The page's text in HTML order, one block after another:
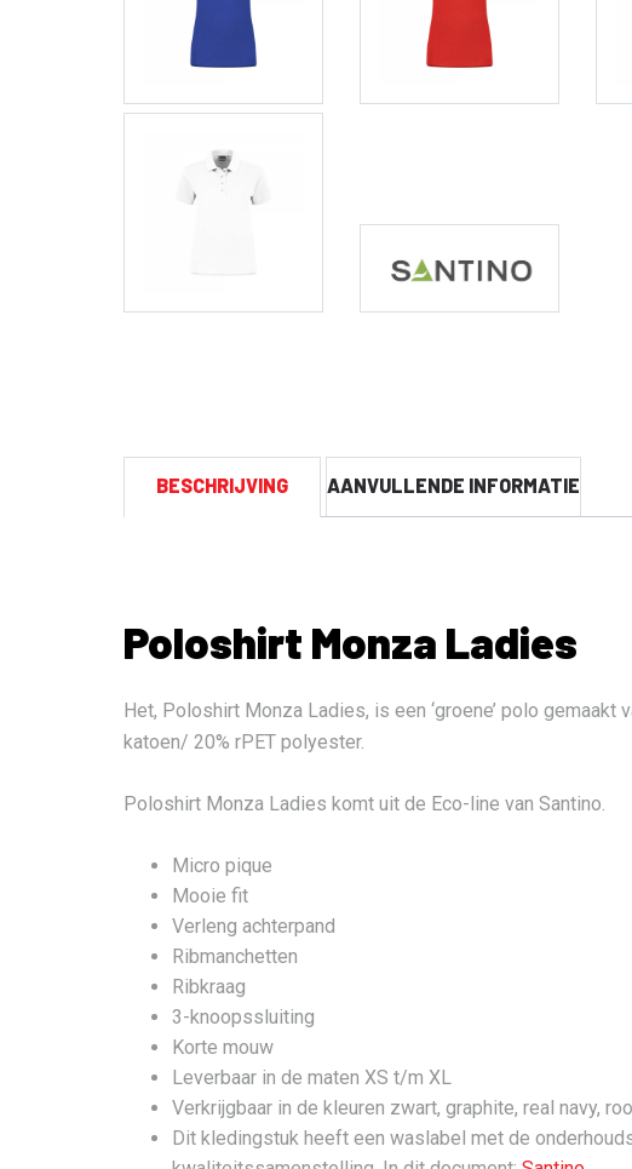
BESCHRIJVING AANVULLENDE INFORMATIE
Poloshirt Monza Ladies
Het, Poloshirt Monza Ladies, is een ‘groene’ polo gemaakt
katoen/ 20% rPET polyester.
Poloshirt Monza Ladies komt uit de Eco-line van Santino.
Micro pique
Mooie fit
Verleng achterpand
Ribmanchetten
Ribkraag
3-knoopssluiting
Korte mouw
Leverbaar in de maten XS t/m XL
Verkrijgbaar in de kleuren zwart, graphite, real navy,
Dit kledingstuk heeft een waslabel met de